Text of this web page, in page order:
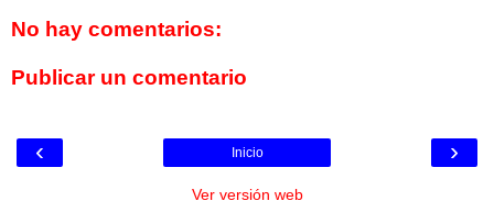
No hay comentarios:
Publicar un comentario
‹ ›
Inicio
Ver versión web